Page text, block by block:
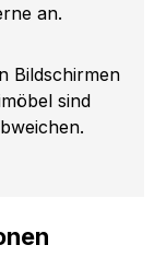
an.
Bildschirmen
sind